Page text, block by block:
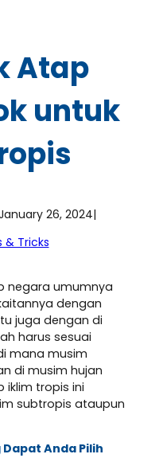
Atap
untuk
26, 2024|
& Tricks
negara umumnya
dengan
juga dengan di
harus sesuai
mana musim
di musim hujan
iklim tropis ini
subtropis ataupun
Anda Pilih